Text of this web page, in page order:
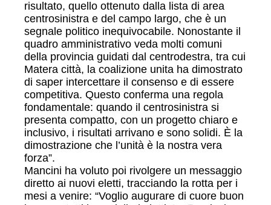
risultato, quello ottenuto dalla lista di area
centrosinistra e del campo largo, che è un
segnale politico inequivocabile. Nonostante il
quadro amministrativo veda molti comuni
della provincia guidati dal centrodestra, tra cui
Matera città, la coalizione unita ha dimostrato
di saper intercettare il consenso e di essere
competitiva. Questo conferma una regola
fondamentale: quando il centrosinistra si
presenta compatto, con un progetto chiaro e
inclusivo, i risultati arrivano e sono solidi. È la
dimostrazione che l’unità è la nostra vera
forza”.
Mancini ha voluto poi rivolgere un messaggio
diretto ai nuovi eletti, tracciando la rotta per i
mesi a venire: “Voglio augurare di cuore buon